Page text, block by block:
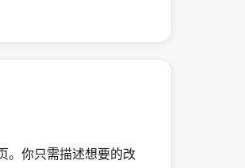
。你只需描述想要的改